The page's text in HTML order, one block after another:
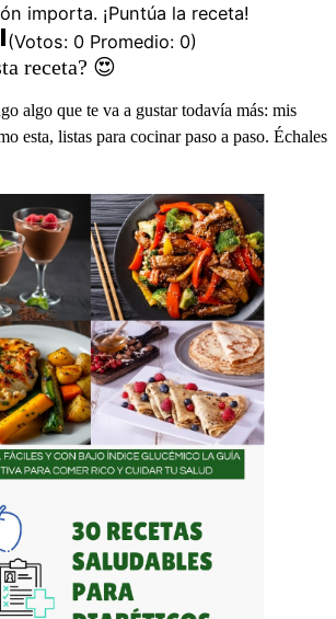
importa. ¡Puntúa la receta!
(Votos: 0Promedio: 0)
receta? 😍
algo que te va a gustar todavía más: mis
esta, listas para cocinar paso a paso. Échales